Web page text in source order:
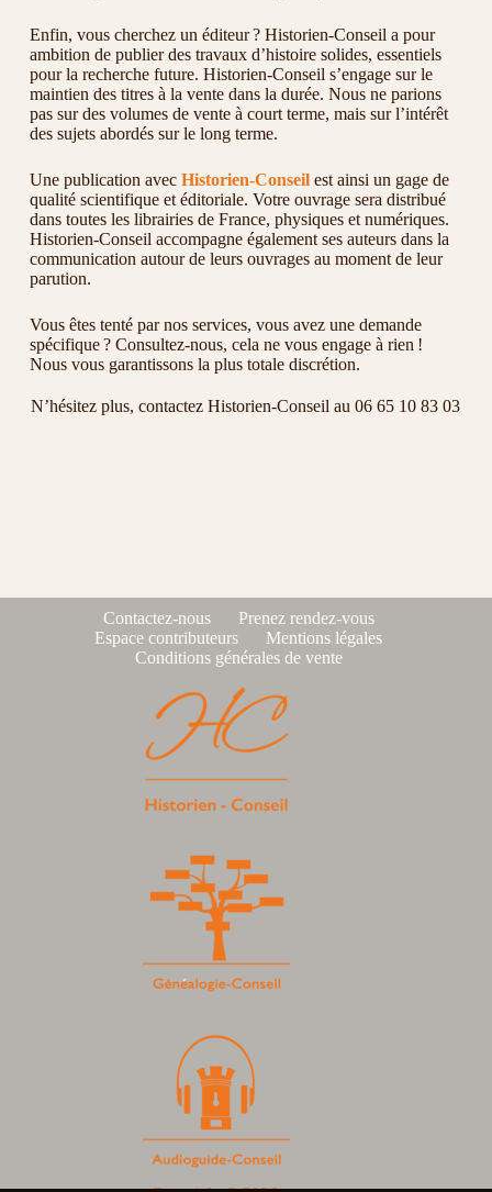
Enfin, vous cherchez un éditeur ? Historien-Conseil a pour
ambition de publier des travaux d’histoire solides, essentiels
pour la recherche future. Historien-Conseil s’engage sur le
maintien des titres à la vente dans la durée. Nous ne parions
pas sur des volumes de vente à court terme, mais sur l’intérêt
des sujets abordés sur le long terme.
Une publication avec Historien-Conseil est ainsi un gage de
qualité scientifique et éditoriale. Votre ouvrage sera distribué
dans toutes les librairies de France, physiques et numériques.
Historien-Conseil accompagne également ses auteurs dans la
communication autour de leurs ouvrages au moment de leur
parution.
Vous êtes tenté par nos services, vous avez une demande
spécifique ? Consultez-nous, cela ne vous engage à rien !
Nous vous garantissons la plus totale discrétion.
N’hésitez plus, contactez Historien-Conseil au 06 65 10 83 03
Contactez-nous
Prenez rendez-vous
Espace contributeurs
Mentions légales
Conditions générales de vente